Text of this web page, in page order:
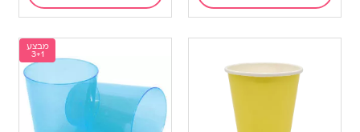
מבצע
3+1